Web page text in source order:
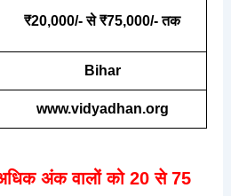
₹20,000/- से ₹75,000/- तक
Bihar
www.vidyadhan.org
अंक वालों को 20 से 75